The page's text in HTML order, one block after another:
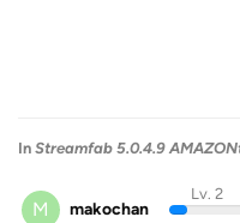
In Streamfab 5.0.4.9
M makochan
Lv. 2